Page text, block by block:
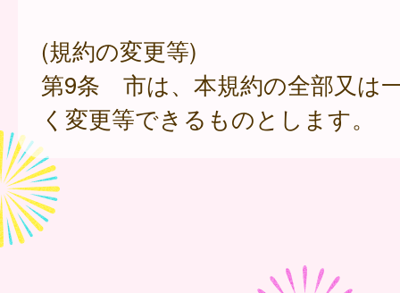
(規約の変更等)
第9条 市は、本規約の全部又は
く変更等できるものとします。